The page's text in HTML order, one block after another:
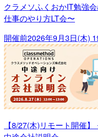
クラメソふくおかIT勉強
仕事のやり方LT会〜
開催前2026年9月3日(木)
【8/27(木)リモート開催